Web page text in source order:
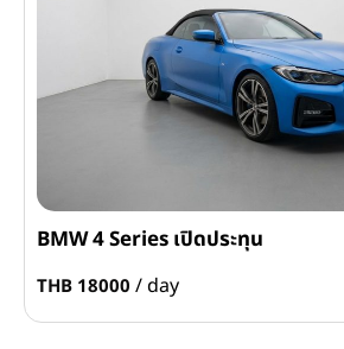
BMW 4 Series เปิดประทุน
THB 18000 / day